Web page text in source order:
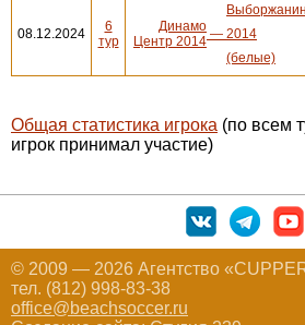
08.12.2024
6
тур
Динамо
Центр 2014 —
Выборжанин
2014
(белые)
Общая статистика игрока (по всем
игрок принимал участие)
© 2009 — 2026 Агентство
тел. (812) 998-83-38
office@beachsoccer.ru